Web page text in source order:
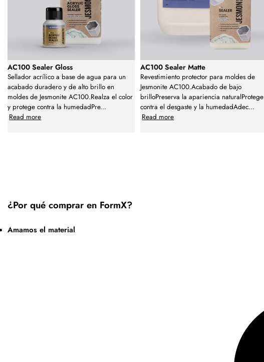
AC100 Sealer Gloss
Sellador acrílico a base de agua para un
acabado duradero y de alto brillo en
moldes de Jesmonite AC100.Realza el color
y protege contra la humedadPre...
Read more
AC100 Sealer Matte
Revestimiento protector para moldes de
Jesmonite AC100.Acabado de bajo
brilloPreserva la apariencia naturalProtege
contra el desgaste y la humedadAdec...
Read more
¿Por qué comprar en FormX?
Amamos el material